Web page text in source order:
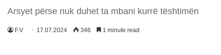
Arsyet përse nuk duhet ta mbani kurrë tështimën
F.V 17.07.2024 346 1 minute read